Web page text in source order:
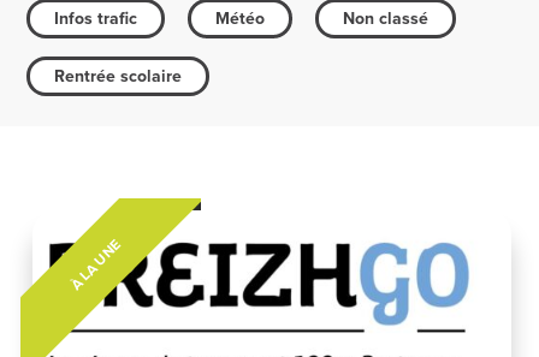
Infos trafic Météo Non classé
Rentrée scolaire
À LA UNE